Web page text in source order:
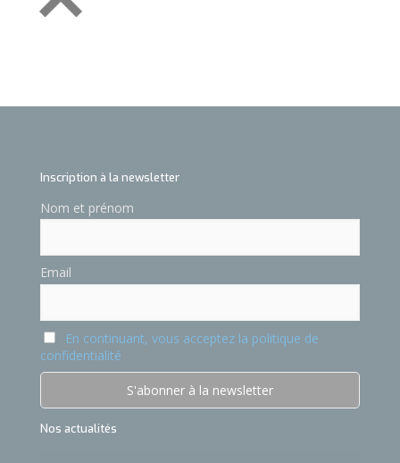
Inscription à la newsletter
Nom et prénom
Email
En continuant, vous acceptez la politique de
confidentialité
Nos actualités